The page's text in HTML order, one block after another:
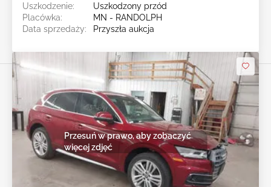
Uszkodzenie:
Uszkodzony przód
Placówka:
MN - RANDOLPH
Data sprzedaży:
Przyszła aukcja
Przesuń w prawo, aby zobaczyć
więcej zdjęć